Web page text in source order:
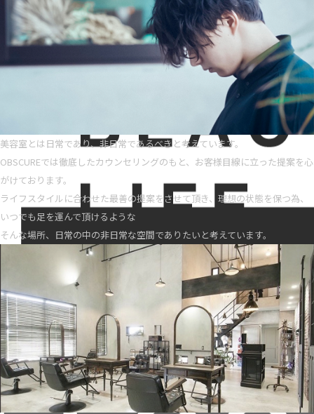
美容室とは日常であり、非日常であるべきと考えています。
OBSCUREでは徹底したカウンセリングのもと、お客様目線に立った提案を心
がけております。
ライフスタイルに合わせた最善の提案をさせて頂き、理想の状態を保つ為、
いつでも足を運んで頂けるような
そんな場所、日常の中の非日常な空間でありたいと考えています。